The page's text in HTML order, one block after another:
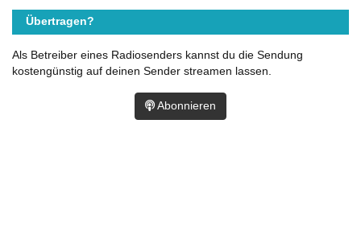
Übertragen?
Als Betreiber eines Radiosenders kannst du die Sendung
kostengünstig auf deinen Sender streamen lassen.
Abonnieren